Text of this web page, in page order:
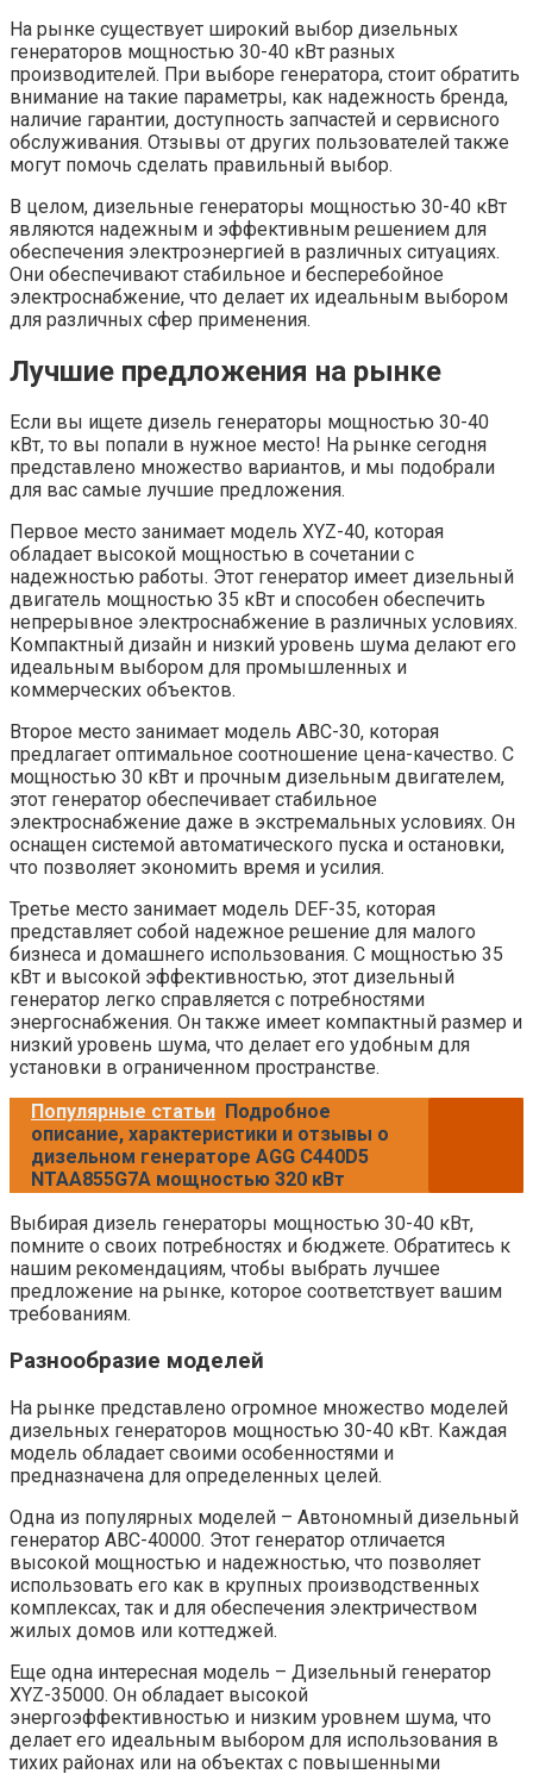
На рынке существует широкий выбор дизельных
генераторов мощностью 30-40 кВт разных
производителей. При выборе генератора, стоит обратить
внимание на такие параметры, как надежность бренда,
наличие гарантии, доступность запчастей и сервисного
обслуживания. Отзывы от других пользователей также
могут помочь сделать правильный выбор.
В целом, дизельные генераторы мощностью 30-40 кВт
являются надежным и эффективным решением для
обеспечения электроэнергией в различных ситуациях.
Они обеспечивают стабильное и бесперебойное
электроснабжение, что делает их идеальным выбором
для различных сфер применения.
Лучшие предложения на рынке
Если вы ищете дизель генераторы мощностью 30-40
кВт, то вы попали в нужное место! На рынке сегодня
представлено множество вариантов, и мы подобрали
для вас самые лучшие предложения.
Первое место занимает модель XYZ-40, которая
обладает высокой мощностью в сочетании с
надежностью работы. Этот генератор имеет дизельный
двигатель мощностью 35 кВт и способен обеспечить
непрерывное электроснабжение в различных условиях.
Компактный дизайн и низкий уровень шума делают его
идеальным выбором для промышленных и
коммерческих объектов.
Второе место занимает модель ABC-30, которая
предлагает оптимальное соотношение цена-качество. С
мощностью 30 кВт и прочным дизельным двигателем,
этот генератор обеспечивает стабильное
электроснабжение даже в экстремальных условиях. Он
оснащен системой автоматического пуска и остановки,
что позволяет экономить время и усилия.
Третье место занимает модель DEF-35, которая
представляет собой надежное решение для малого
бизнеса и домашнего использования. С мощностью 35
кВт и высокой эффективностью, этот дизельный
генератор легко справляется с потребностями
энергоснабжения. Он также имеет компактный размер и
низкий уровень шума, что делает его удобным для
установки в ограниченном пространстве.
Популярные статьи Подробное
описание, характеристики и отзывы о
дизельном генераторе AGG C440D5
NTAA855G7A мощностью 320 кВт
Выбирая дизель генераторы мощностью 30-40 кВт,
помните о своих потребностях и бюджете. Обратитесь к
нашим рекомендациям, чтобы выбрать лучшее
предложение на рынке, которое соответствует вашим
требованиям.
Разнообразие моделей
На рынке представлено огромное множество моделей
дизельных генераторов мощностью 30-40 кВт. Каждая
модель обладает своими особенностями и
предназначена для определенных целей.
Одна из популярных моделей – Автономный дизельный
генератор ABC-40000. Этот генератор отличается
высокой мощностью и надежностью, что позволяет
использовать его как в крупных производственных
комплексах, так и для обеспечения электричеством
жилых домов или коттеджей.
Еще одна интересная модель – Дизельный генератор
XYZ-35000. Он обладает высокой
энергоэффективностью и низким уровнем шума, что
делает его идеальным выбором для использования в
тихих районах или на объектах с повышенными